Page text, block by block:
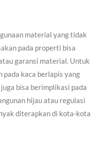
material yang tidak
pada properti bisa
garansi material. Untuk
pada kaca berlapis yang
bisa berimplikasi pada
hijau atau regulasi
diterapkan di kota-kota